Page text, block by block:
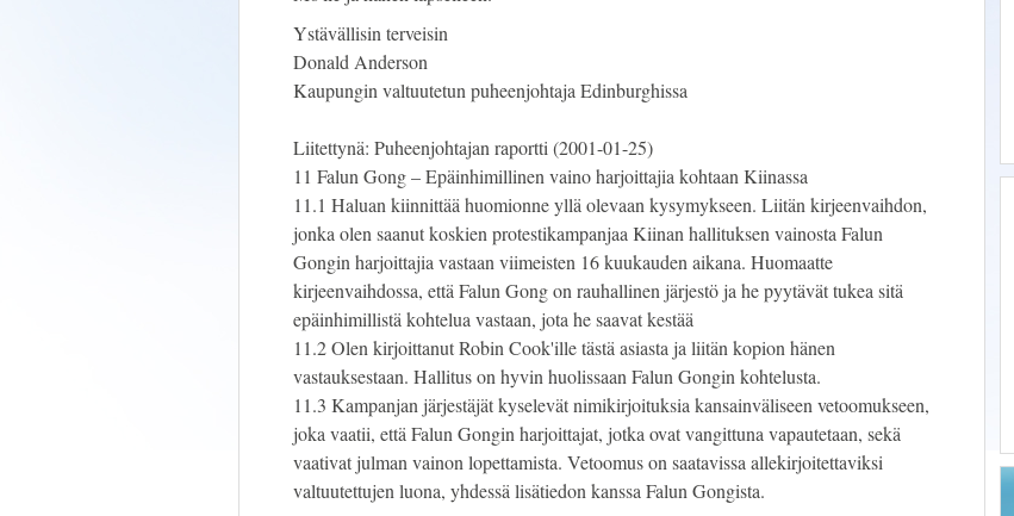
Ystävällisin terveisin
Donald Anderson
Kaupungin valtuutetun puheenjohtaja Edinburghissa
Liitettynä: Puheenjohtajan raportti (2001-01-25)
11 Falun Gong – Epäinhimillinen vaino harjoittajia kohtaan Kiinassa
11.1 Haluan kiinnittää huomionne yllä olevaan kysymykseen. Liitän kirjeenvaihdon,
jonka olen saanut koskien protestikampanjaa Kiinan hallituksen vainosta Falun
Gongin harjoittajia vastaan viimeisten 16 kuukauden aikana. Huomaatte
kirjeenvaihdossa, että Falun Gong on rauhallinen järjestö ja he pyytävät tukea sitä
epäinhimillistä kohtelua vastaan, jota he saavat kestää
11.2 Olen kirjoittanut Robin Cook'ille tästä asiasta ja liitän kopion hänen
vastauksestaan. Hallitus on hyvin huolissaan Falun Gongin kohtelusta.
11.3 Kampanjan järjestäjät kyselevät nimikirjoituksia kansainväliseen vetoomukseen,
joka vaatii, että Falun Gongin harjoittajat, jotka ovat vangittuna vapautetaan, sekä
vaativat julman vainon lopettamista. Vetoomus on saatavissa allekirjoitettaviksi
valtuutettujen luona, yhdessä lisätiedon kanssa Falun Gongista.